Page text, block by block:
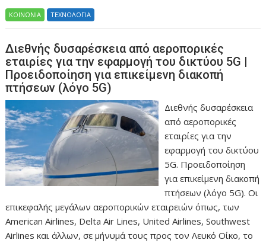
ΚΟΙΝΩΝΙΑ ΤΕΧΝΟΛΟΓΙΑ
Διεθνής δυσαρέσκεια από αεροπορικές
εταιρίες για την εφαρμογή του δικτύου 5G |
Προειδοποίηση για επικείμενη διακοπή
πτήσεων (λόγο 5G)
Διεθνής δυσαρέσκεια
από αεροπορικές
εταιρίες για την
εφαρμογή του δικτύου
5G. Προειδοποίηση
για επικείμενη διακοπή
πτήσεων (λόγο 5G). Οι
επικεφαλής μεγάλων αεροπορικών εταιρειών όπως, των
American Airlines, Delta Air Lines, United Airlines, Southwest
Airlines και άλλων, σε μήνυμά τους προς τον Λευκό Οίκο, το